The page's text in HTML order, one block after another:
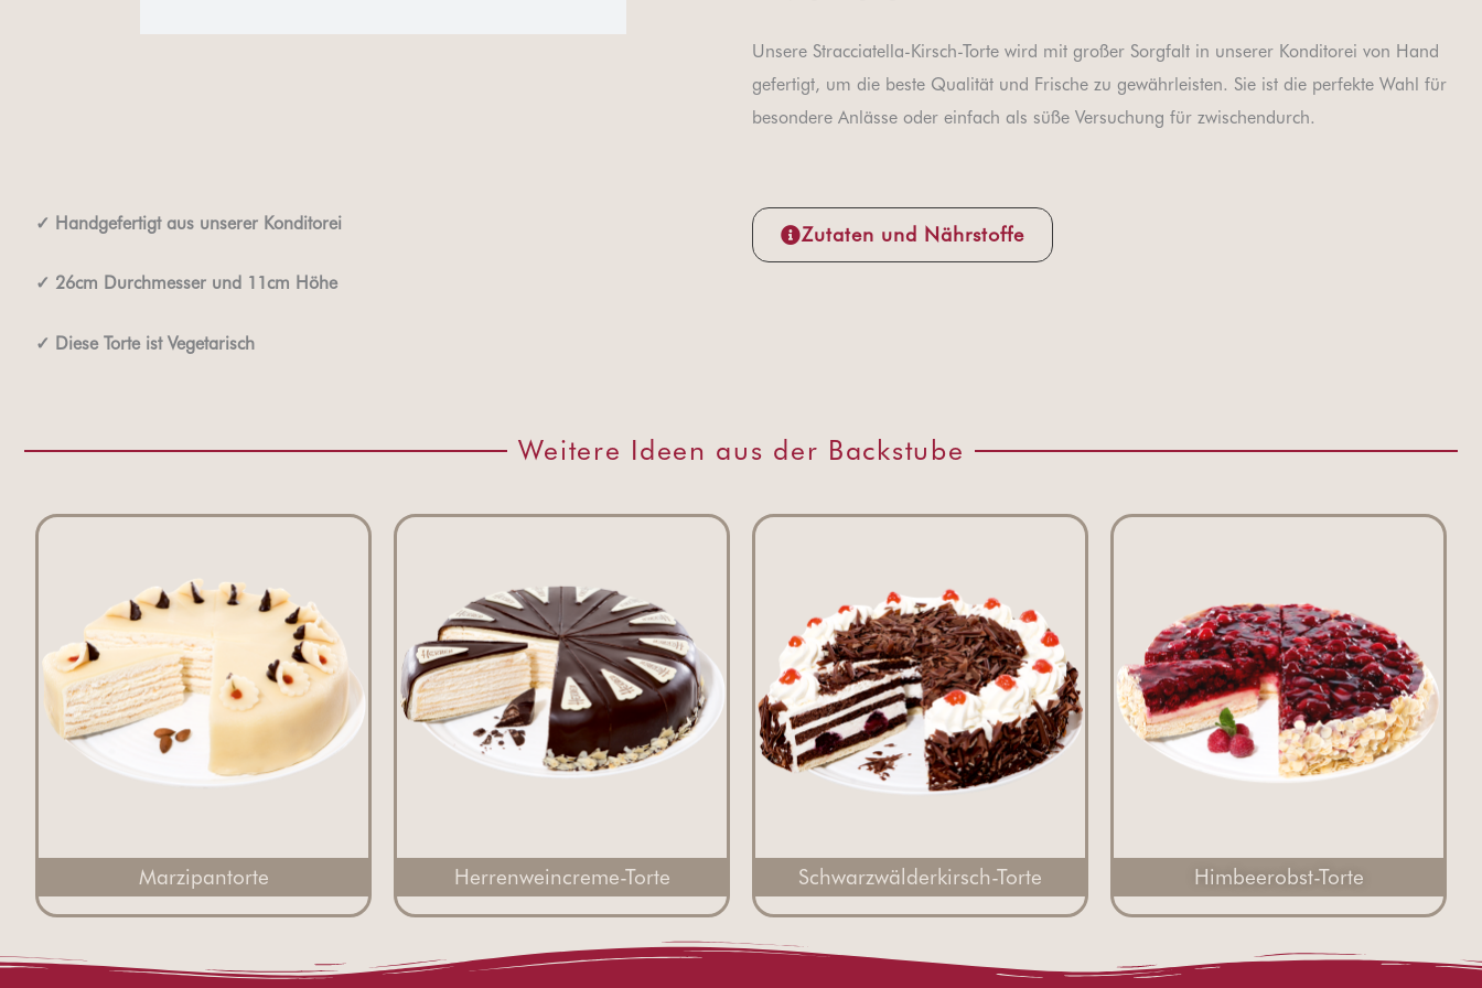
Unsere Stracciatella-Kirsch-Torte wird mit großer Sorgfalt in unserer Konditorei von Hand
gefertigt, um die beste Qualität und Frische zu gewährleisten. Sie ist die perfekte Wahl für
besondere Anlässe oder einfach als süße Versuchung für zwischendurch.
✓ Handgefertigt aus unserer Konditorei
✓ 26cm Durchmesser und 11cm Höhe
✓ Diese Torte ist Vegetarisch
Zutaten und Nährstoffe
Weitere Ideen aus der Backstube
Marzipantorte Herrenweincreme-Torte Schwarzwälderkirsch-Torte Himbeerobst-Torte